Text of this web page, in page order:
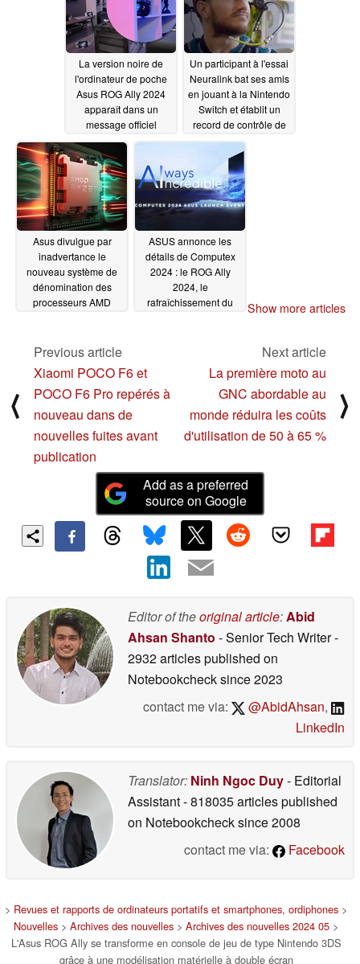
La version noire de
l'ordinateur de poche
Asus ROG Ally 2024
apparaît dans un
message officiel
comme un teaser
potentiel pour le
lancement du
Computex
05/09/2024
Un participant à l'essai
Neuralink bat ses amis
en jouant à la Nintendo
Switch et établit un
record de contrôle de
l'implant cérébral
05/09/2024
Asus divulgue par
inadvertance le
nouveau système de
dénomination des
processeurs AMD
ASUS annonce les
détails de Computex
2024 : le ROG Ally
2024, le
rafraîchissement du
confirmés par une fuite
antérieure à
05/07/2024
Show more articles
⟨
Previous article
Xiaomi POCO F6 et
POCO F6 Pro repérés à
nouveau dans de
nouvelles fuites avant
publication
Next article
La première moto au
GNC abordable au
monde réduira les coûts
d'utilisation de 50 à 65 %
⟩
Add as a preferred
source on Google
Editor of theoriginal article:Abid
Ahsan Shanto - Senior Tech Writer-
2932 articles published on
Notebookchecksince 2023
contact me via:
@AbidAhsan,
LinkedIn
Translator: Ninh Ngoc Duy- Editorial
Assistant- 818035 articles published
on Notebookchecksince 2008
contact me via:
Facebook
> Revues et rapports de ordinateurs portatifs et smartphones, ordiphones >
Nouvelles > Archives des nouvelles > Archives des nouvelles 2024 05 >
L'Asus ROG Ally se transforme en console de jeu de type Nintendo 3DS
grâce à une modélisation matérielle à double écran